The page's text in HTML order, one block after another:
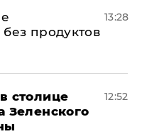
продуктов
13:28
столице
Зеленского
12:52